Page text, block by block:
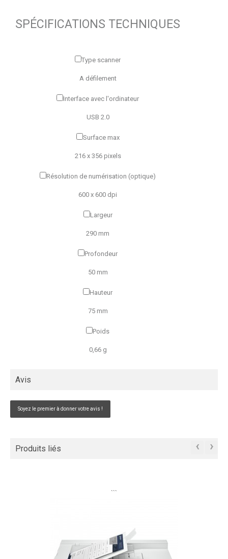
SPÉCIFICATIONS TECHNIQUES
Type scanner
A défilement
Interface avec l'ordinateur
USB 2.0
Surface max
216 x 356 pixels
Résolution de numérisation (optique)
600 x 600 dpi
Largeur
290 mm
Profondeur
50 mm
Hauteur
75 mm
Poids
0,66 g
Avis
Soyez le premier à donner votre avis !
Produits liés ‹ ›
```